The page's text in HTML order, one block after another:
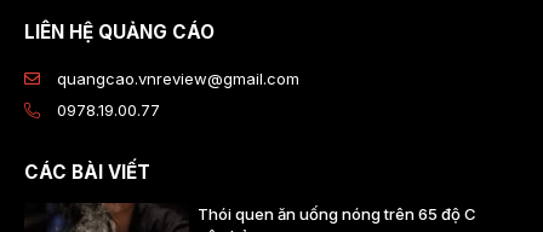
LIÊN HỆ QUẢNG CÁO
quangcao.vnreview@gmail.com
0978.19.00.77
CÁC BÀI VIẾT
Thói quen ăn uống nóng trên 65 độ C